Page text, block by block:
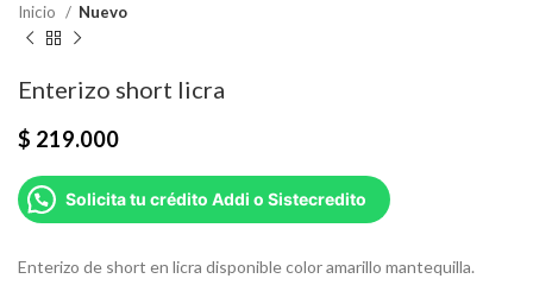
Inicio Nuevo
Enterizo short licra
$ 219.000
Solicita tu crédito Addi o Sistecredito
Enterizo de short en licra disponible color amarillo mantequilla.